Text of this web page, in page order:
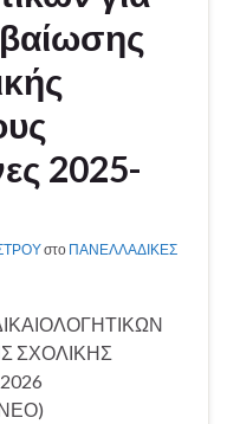
2025-
στο ΠΑΝΕΛΛΑΔΙΚΕΣ
ΣΧΟΛΙΚΗΣ